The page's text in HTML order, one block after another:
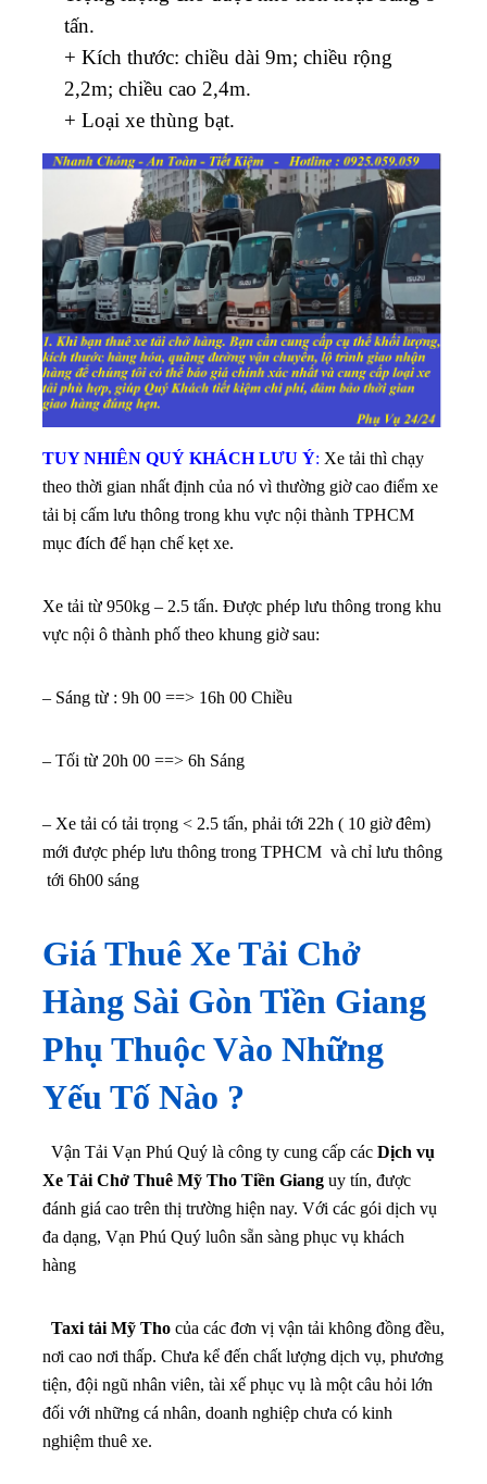
tấn.
+ Kích thước: chiều dài 9m; chiều rộng
2,2m; chiều cao 2,4m.
+ Loại xe thùng bạt.
TUY NHIÊN QUÝ KHÁCH LƯU Ý: Xe tải thì chạy
theo thời gian nhất định của nó vì thường giờ cao điểm xe
tải bị cấm lưu thông trong khu vực nội thành TPHCM
mục đích để hạn chế kẹt xe.
Xe tải từ 950kg – 2.5 tấn. Được phép lưu thông trong khu
vực nội ô thành phố theo khung giờ sau:
– Sáng từ : 9h 00 ==> 16h 00 Chiều
– Tối từ 20h 00 ==> 6h Sáng
– Xe tải có tải trọng < 2.5 tấn, phải tới 22h ( 10 giờ đêm)
mới được phép lưu thông trong TPHCM và chỉ lưu thông
tới 6h00 sáng
Giá Thuê Xe Tải Chở
Hàng Sài Gòn Tiền Giang
Phụ Thuộc Vào Những
Yếu Tố Nào ?
Vận Tải Vạn Phú Quý là công ty cung cấp các Dịch vụ
Xe Tải Chở Thuê Mỹ Tho Tiền Giang uy tín, được
đánh giá cao trên thị trường hiện nay. Với các gói dịch vụ
đa dạng, Vạn Phú Quý luôn sẵn sàng phục vụ khách
hàng
Taxi tải Mỹ Tho của các đơn vị vận tải không đồng đều,
nơi cao nơi thấp. Chưa kể đến chất lượng dịch vụ, phương
tiện, đội ngũ nhân viên, tài xế phục vụ là một câu hỏi lớn
đối với những cá nhân, doanh nghiệp chưa có kinh
nghiệm thuê xe.